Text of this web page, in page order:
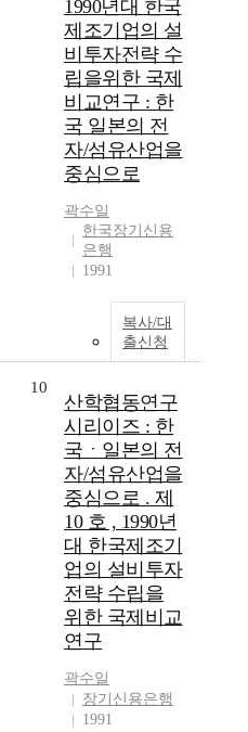
1990년대 한국
제조기업의 설
비투자전략 수
립을위한 국제
비교연구 : 한
국 일본의 전
자/섬유산업을
중심으로
곽수일
한국장기신용
은행
1991
복사/대
출신청
10
산학협동연구
시리이즈 : 한
국ㆍ일본의 전
자/섬유산업을
중심으로 . 제
10 호 , 1990년
대 한국제조기
업의 설비투자
전략 수립을
위한 국제비교
연구
곽수일
장기신용은행
1991